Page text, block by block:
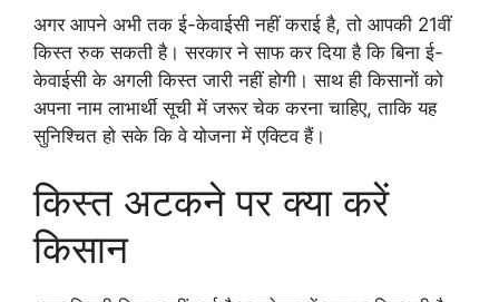
अगर आपने अभी तक ई-केवाईसी नहीं कराई है, तो आपकी 21वीं
किस्त रुक सकती है। सरकार ने साफ कर दिया है कि बिना ई-
केवाईसी के अगली किस्त जारी नहीं होगी। साथ ही किसानों को
अपना नाम लाभार्थी सूची में जरूर चेक करना चाहिए, ताकि यह
सुनिश्चित हो सके कि वे योजना में एक्टिव हैं।
किस्त अटकने पर क्या करें
किसान